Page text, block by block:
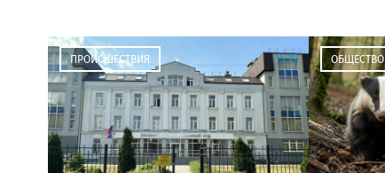
ПРОИСШЕСТВИЯ 15:19 ОБЩЕСТВО